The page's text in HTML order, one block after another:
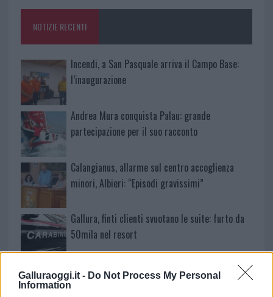
Galluraoggi.it - Do Not Process My Personal
Information
o
k
p
NOTIZIE RECENTI
Incendi, a San Pasquale arriva il Campo Base:
l’inaugurazione
Andrea Mura conquista Palau: grande
partecipazione per il suo racconto
Calangianus, allarme sul centro accoglienza
minori, Albieri: “Episodi gravissimi”
Gallura, finti clienti svuotano le suite: furto da
50mila nel resort
Meteo Olbia 7 agosto, sole e caldo tornano
protagonisti